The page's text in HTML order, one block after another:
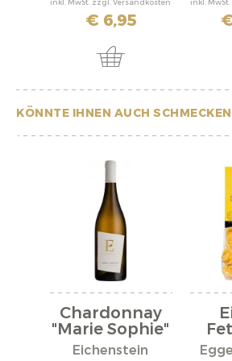
inkl. MwSt. zzgl. Versandkosten
€ 6,95
inkl.
KÖNNTE IHNEN AUCH SCHMECKEN
Chardonnay
"Marie Sophie"
2024
Eichenstein